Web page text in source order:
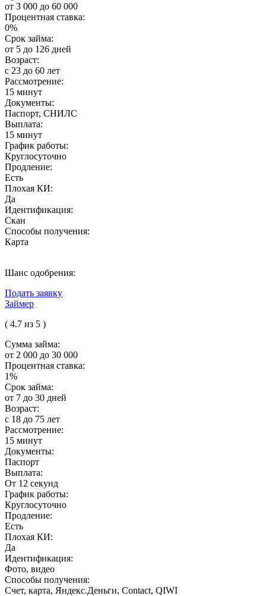
от 3 000 до 60 000
Процентная ставка:
0%
Срок займа:
от 5 до 126 дней
Возраст:
с 23 до 60 лет
Рассмотрение:
15 минут
Документы:
Паспорт, СНИЛС
Выплата:
15 минут
График работы:
Круглосуточно
Продление:
Есть
Плохая КИ:
Да
Идентификация:
Скан
Способы получения:
Карта
Шанс одобрения:
Подать заявку
Займер
( 4.7 из 5 )
Сумма займа:
от 2 000 до 30 000
Процентная ставка:
1%
Срок займа:
от 7 до 30 дней
Возраст:
с 18 до 75 лет
Рассмотрение:
15 минут
Документы:
Паспорт
Выплата:
От 12 секунд
График работы:
Круглосуточно
Продление:
Есть
Плохая КИ:
Да
Идентификация:
Фото, видео
Способы получения:
Счет, карта, Яндекс.Деньги, Contact, QIWI